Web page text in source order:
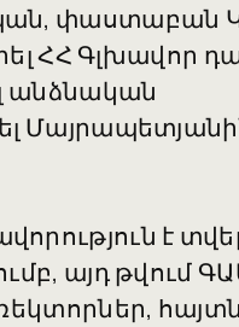
փաստաբան
ՀՀ Գլխավոր
անձնական
է տվել
այդ թվում